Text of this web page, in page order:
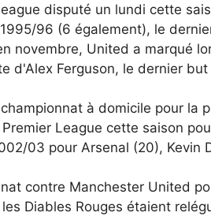
disputé un lundi cette
96 (6 également), le
novembre, United a marqué
d'Alex Ferguson, le dernier
à domicile pour la
League cette saison
03 pour Arsenal (20), Kevin
contre Manchester United
Diables Rouges étaient